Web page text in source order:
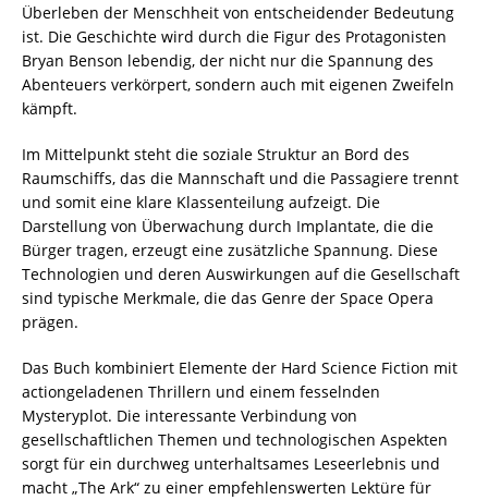
Überleben der Menschheit von entscheidender Bedeutung
ist. Die Geschichte wird durch die Figur des Protagonisten
Bryan Benson lebendig, der nicht nur die Spannung des
Abenteuers verkörpert, sondern auch mit eigenen Zweifeln
kämpft.
Im Mittelpunkt steht die soziale Struktur an Bord des
Raumschiffs, das die Mannschaft und die Passagiere trennt
und somit eine klare Klassenteilung aufzeigt. Die
Darstellung von Überwachung durch Implantate, die die
Bürger tragen, erzeugt eine zusätzliche Spannung. Diese
Technologien und deren Auswirkungen auf die Gesellschaft
sind typische Merkmale, die das Genre der Space Opera
prägen.
Das Buch kombiniert Elemente der Hard Science Fiction mit
actiongeladenen Thrillern und einem fesselnden
Mysteryplot. Die interessante Verbindung von
gesellschaftlichen Themen und technologischen Aspekten
sorgt für ein durchweg unterhaltsames Leseerlebnis und
macht „The Ark“ zu einer empfehlenswerten Lektüre für